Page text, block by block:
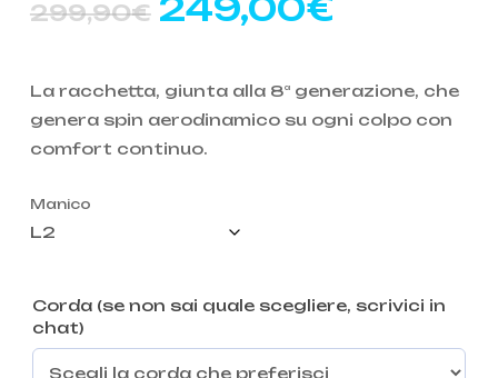
299,90€
originale
era:
299,90€.
249,00€
attuale
è:
La racchetta, giunta alla 8agenerazione, che
genera spin aerodinamico su ogni colpo con
comfort continuo.
Manico
Corda (se non sai quale scegliere, scrivici in
chat)